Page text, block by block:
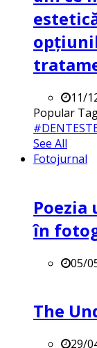
11/
Popular
See All
Fotojurnal
în
05/
The
29/